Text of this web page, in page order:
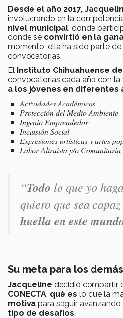
Desde el año 2017,
involucrando en la
nivel municipal , donde
donde se convirtió en la
momento, ella ha sido parte de
convocatorias.
El Instituto Chihuahuense
convocatorias cada año con la
a los jóvenes en diferentes
Actividades Académicas
Protección del Medio Ambiente
Ingenio Emprendedor
Inclusión Social
Expresiones artísticas y artes
Labor Altruista y/o Comunitaria
“Todo lo que yo haga
quiero que sea
huella en este
Su meta para los demás
Jacqueline decidió compartir
CONECTA qué es lo que la
motiva para seguir
tipo de desafíos.